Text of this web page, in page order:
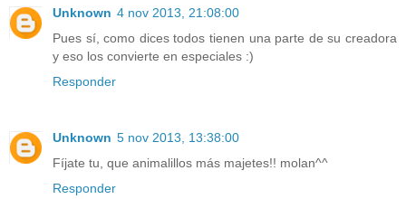
Unknown 4 nov 2013, 21:08:00
Pues sí, como dices todos tienen una parte de su creadora
y eso los convierte en especiales :)
Responder
Unknown 5 nov 2013, 13:38:00
Fíjate tu, que animalillos más majetes!! molan^^
Responder